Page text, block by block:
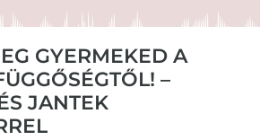
GYERMEKED A
–
JANTEK